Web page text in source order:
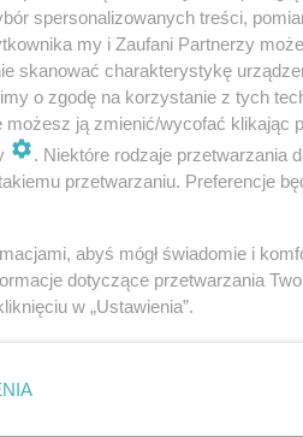
w skali kraju rozwiązanie
czynnikami, które
spersonalizowanych treści,
my i Zaufani Partnerzy
skanować charakterystykę
o zgodę na korzystanie z tych
możesz ją zmienić/wycofać klikając
. Niektóre rodzaje przetwarzania
przetwarzaniu. Preferencje
abyś mógł świadomie i
dotyczące przetwarzania
w „Ustawienia”.